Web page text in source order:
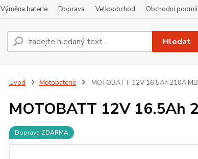
Výměna baterie Doprava Velkoobchod Obchodní
Hledat
Úvod Motobaterie MOTOBATT 12V 16.5Ah 210A
MOTOBATT 12V 16.5Ah
Doprava ZDARMA